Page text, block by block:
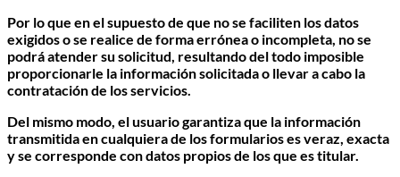
Por lo que en el supuesto de que no se faciliten los datos
exigidos o se realice de forma errónea o incompleta, no se
podrá atender su solicitud, resultando del todo imposible
proporcionarle la información solicitada o llevar a cabo la
contratación de los servicios.
Del mismo modo, el usuario garantiza que la información
transmitida en cualquiera de los formularios es veraz, exacta
y se corresponde con datos propios de los que es titular.